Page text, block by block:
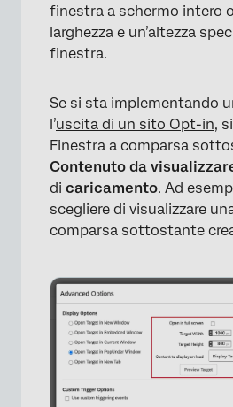
finestra a schermo intero
larghezza e un’altezza
finestra.
Se si sta implementando
l’uscita di un sito Opt-in,
Finestra a comparsa
Contenuto da
di caricamento. Ad
scegliere di visualizzare
comparsa sottostante